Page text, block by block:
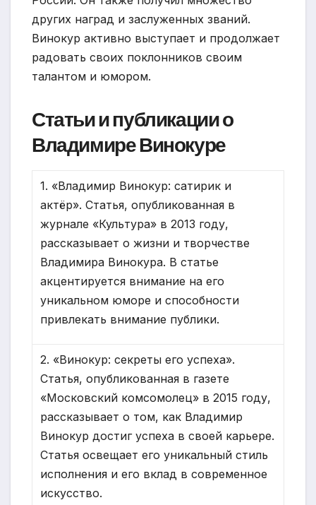
других наград и заслуженных званий.
Винокур активно выступает и продолжает
радовать своих поклонников своим
талантом и юмором.
Статьи и публикации о
Владимире Винокуре
1. «Владимир Винокур: сатирик и
актёр». Статья, опубликованная в
журнале «Культура» в 2013 году,
рассказывает о жизни и творчестве
Владимира Винокура. В статье
акцентируется внимание на его
уникальном юморе и способности
привлекать внимание публики.
2. «Винокур: секреты его успеха».
Статья, опубликованная в газете
«Московский комсомолец» в 2015 году,
рассказывает о том, как Владимир
Винокур достиг успеха в своей карьере.
Статья освещает его уникальный стиль
исполнения и его вклад в современное
искусство.